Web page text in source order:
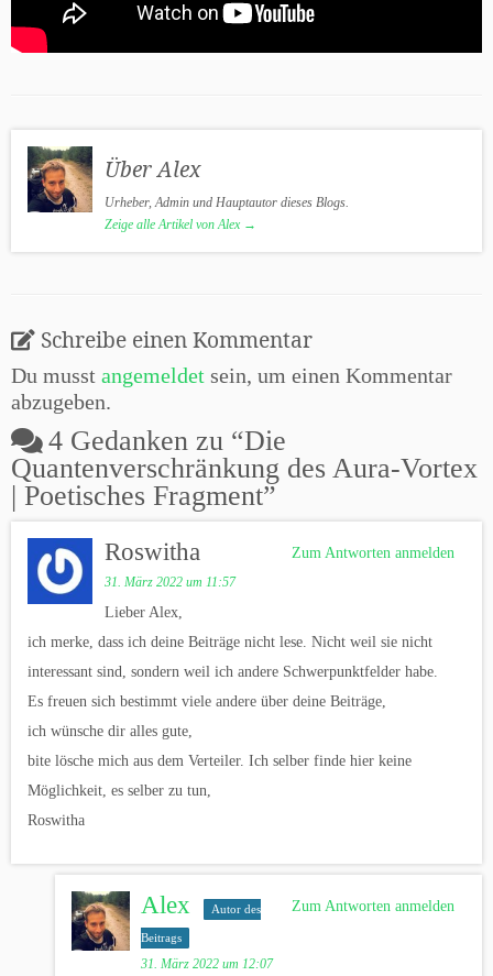
Über Alex
Urheber, Admin und Hauptautor dieses Blogs.
Zeige alle Artikel von Alex →
Schreibe einen Kommentar
Du musst angemeldet sein, um einen Kommentar
abzugeben.
4 Gedanken zu “Die
Quantenverschränkung des Aura-Vortex
| Poetisches Fragment”
Zum Antworten anmelden
Roswitha
31. März 2022 um 11:57
Lieber Alex,
ich merke, dass ich deine Beiträge nicht lese. Nicht weil sie nicht
interessant sind, sondern weil ich andere Schwerpunktfelder habe.
Es freuen sich bestimmt viele andere über deine Beiträge,
ich wünsche dir alles gute,
bite lösche mich aus dem Verteiler. Ich selber finde hier keine
Möglichkeit, es selber zu tun,
Roswitha
Zum Antworten anmelden
Alex Autor des
Beitrags
31. März 2022 um 12:07